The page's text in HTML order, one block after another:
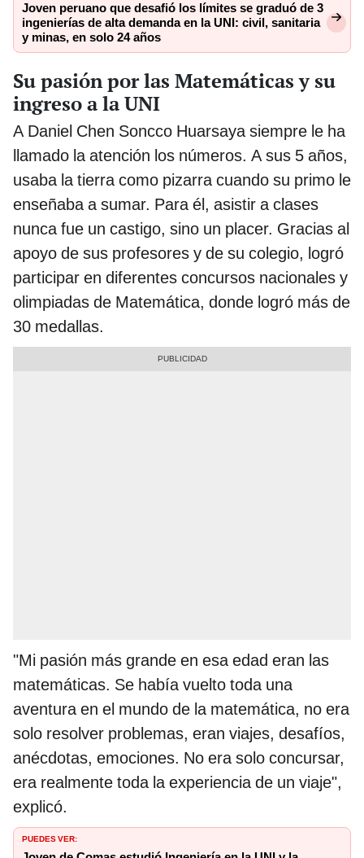
Joven peruano que desafió los límites se graduó de 3
ingenierías de alta demanda en la UNI: civil, sanitaria
y minas, en solo 24 años
Su pasión por las Matemáticas y su
ingreso a la UNI
A Daniel Chen Soncco Huarsaya siempre le ha
llamado la atención los números. A sus 5 años,
usaba la tierra como pizarra cuando su primo le
enseñaba a sumar. Para él, asistir a clases
nunca fue un castigo, sino un placer. Gracias al
apoyo de sus profesores y de su colegio, logró
participar en diferentes concursos nacionales y
olimpiadas de Matemática, donde logró más de
30 medallas.
"Mi pasión más grande en esa edad eran las
matemáticas. Se había vuelto toda una
aventura en el mundo de la matemática, no era
solo resolver problemas, eran viajes, desafíos,
anécdotas, emociones. No era solo concursar,
era realmente toda la experiencia de un viaje",
explicó.
PUEDES VER: